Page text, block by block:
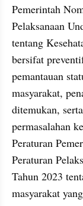
Pemerintah
Pelaksanaan
tentang
bersifat
pemantauan
masyarakat,
ditemukan,
permasalahan
Peraturan
Peraturan
Tahun 2023
masyarakat